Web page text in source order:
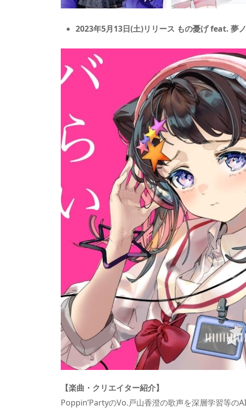
2023年5月13日(土)リリース もの憂げ feat. 夢
【楽曲・クリエイター紹介】
Poppin’PartyのVo.戸山香澄の歌声を深層学習等の